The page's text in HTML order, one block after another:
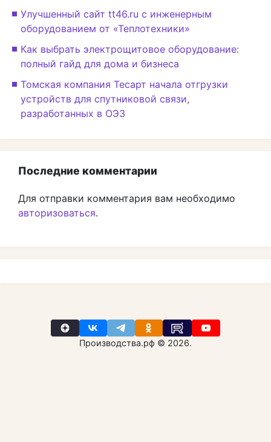
Улучшенный сайт tt46.ru с инженерным
оборудованием от «Теплотехники»
Как выбрать электрощитовое оборудование:
полный гайд для дома и бизнеса
Томская компания Тесарт начала отгрузки
устройств для спутниковой связи,
разработанных в ОЭЗ
Последние комментарии
Для отправки комментария вам необходимо
авторизоваться.
Производства.рф © 2026.